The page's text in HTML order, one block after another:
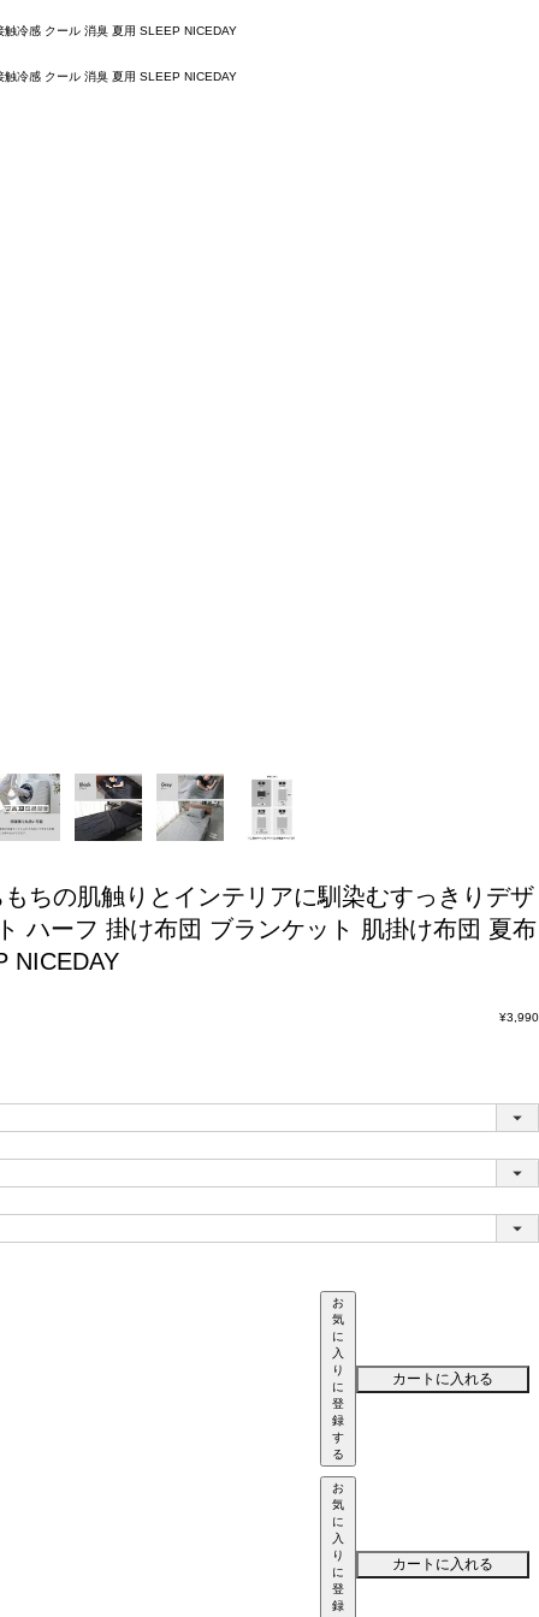
冷感 クール 消臭 夏用 SLEEP NICEDAY
冷感 クール 消臭 夏用 SLEEP NICEDAY
ちの肌触りとインテリアに馴染むすっきりデザ
ハーフ 掛け布団 ブランケット 肌掛け布団 夏布
NICEDAY
¥3,990
お
気
に
入
り
に
登
録
す
る
カートに入れる
お
気
に
入
り
に
登
録
カートに入れる